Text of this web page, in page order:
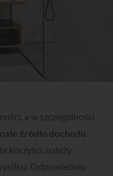
a w szczególności
źródło dochodu
korzyści, należy
Odpowiednio